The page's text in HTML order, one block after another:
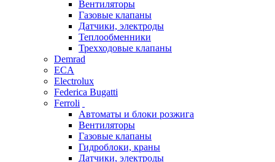
Вентиляторы
Газовые клапаны
Датчики, электроды
Теплообменники
Трехходовые клапаны
Demrad
ECA
Electrolux
Federica Bugatti
Ferroli
Автоматы и блоки розжига
Вентиляторы
Газовые клапаны
Гидроблоки, краны
Датчики, электроды